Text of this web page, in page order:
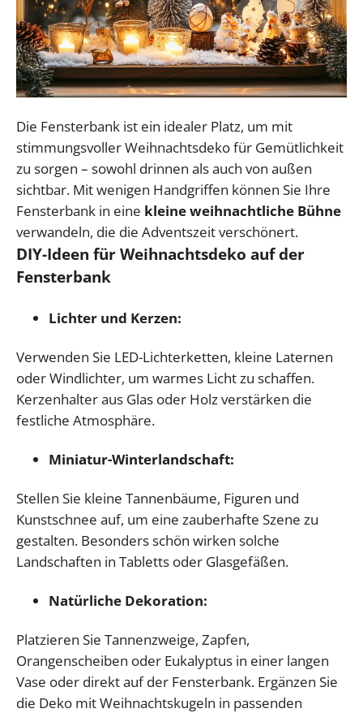
Die Fensterbank ist ein idealer Platz, um mit
stimmungsvoller Weihnachtsdeko für Gemütlichkeit
zu sorgen – sowohl drinnen als auch von außen
sichtbar. Mit wenigen Handgriffen können Sie Ihre
Fensterbank in eine kleine weihnachtliche Bühne
verwandeln, die die Adventszeit verschönert.
DIY-Ideen für Weihnachtsdeko auf der
Fensterbank
Lichter und Kerzen:
Verwenden Sie LED-Lichterketten, kleine Laternen
oder Windlichter, um warmes Licht zu schaffen.
Kerzenhalter aus Glas oder Holz verstärken die
festliche Atmosphäre.
Miniatur-Winterlandschaft:
Stellen Sie kleine Tannenbäume, Figuren und
Kunstschnee auf, um eine zauberhafte Szene zu
gestalten. Besonders schön wirken solche
Landschaften in Tabletts oder Glasgefäßen.
Natürliche Dekoration:
Platzieren Sie Tannenzweige, Zapfen,
Orangenscheiben oder Eukalyptus in einer langen
Vase oder direkt auf der Fensterbank. Ergänzen Sie
die Deko mit Weihnachtskugeln in passenden